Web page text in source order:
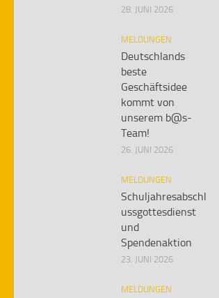
28. JUNI 2026
MELDUNGEN
Deutschlands
beste
Geschäftsidee
kommt von
unserem b@s-
Team!
26. JUNI 2026
MELDUNGEN
Schuljahresabschl
ussgottesdienst
und
Spendenaktion
23. JUNI 2026
MELDUNGEN